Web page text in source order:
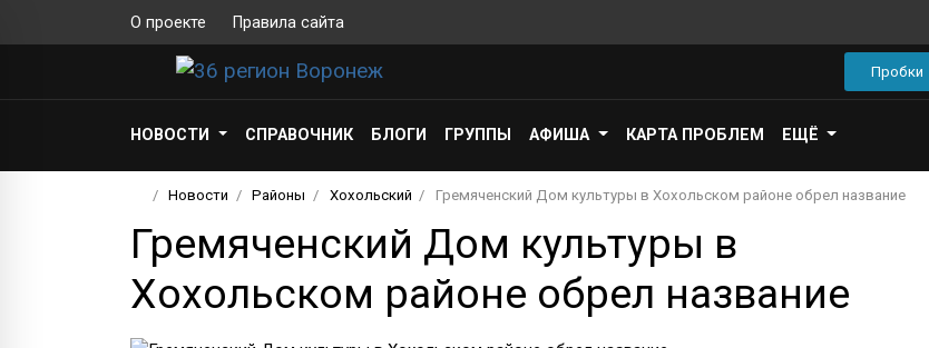
О проекте Правила сайта
Пробки
НОВОСТИ СПРАВОЧНИК БЛОГИ ГРУППЫ АФИША КАРТА ПРОБЛЕМ ЕЩЁ
Новости Районы Хохольский Гремяченский Дом культуры в Хохольском районе обрел название
Гремяченский Дом культуры в
Хохольском районе обрел название